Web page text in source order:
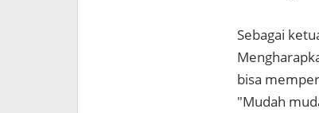
Sebagai
bisa
"Mudah